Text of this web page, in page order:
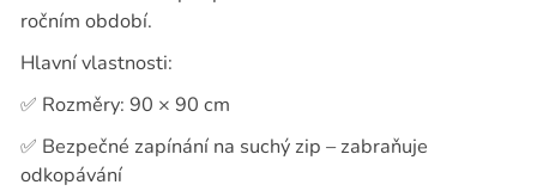
ročním období.
Hlavní vlastnosti:
✅ Rozměry: 90 × 90 cm
✅ Bezpečné zapínání na suchý zip – zabraňuje
odkopávání